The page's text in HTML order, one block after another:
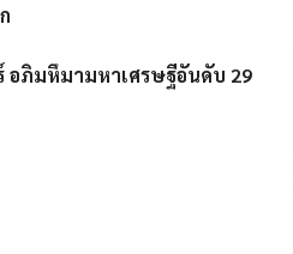
อภิมหึมามหาเศรษฐีอันดับ 29